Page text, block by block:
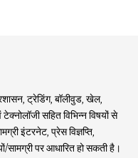
ट्रेडिंग, बॉलीवुड, खेल,
सहित विभिन्न विषयों से
इंटरनेट, प्रेस विज्ञप्ति,
सामग्री पर आधारित हो सकती है।